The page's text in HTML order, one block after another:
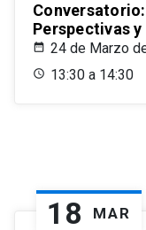
Perspectivas y
24 de Marzo
13:30 a 14:30
18 MAR